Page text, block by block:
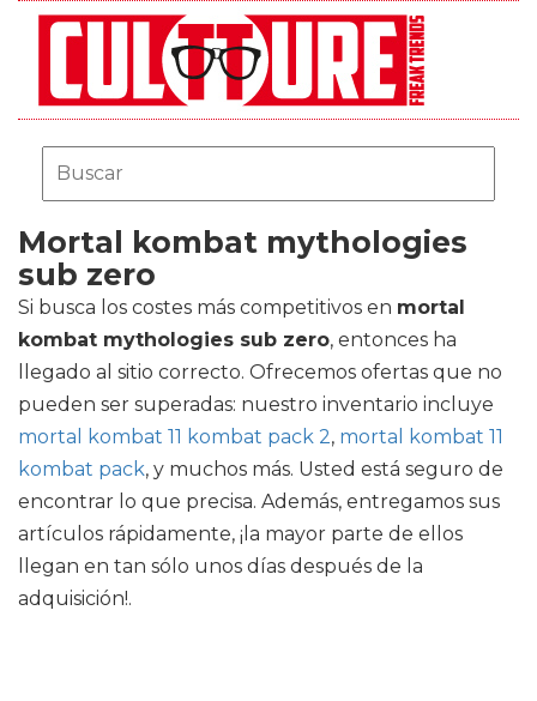
Mortal kombat mythologies
sub zero
Si busca los costes más competitivos en mortal
kombat mythologies sub zero, entonces ha
llegado al sitio correcto. Ofrecemos ofertas que no
pueden ser superadas: nuestro inventario incluye
mortal kombat 11 kombat pack 2, mortal kombat 11
kombat pack, y muchos más. Usted está seguro de
encontrar lo que precisa. Además, entregamos sus
artículos rápidamente, ¡la mayor parte de ellos
llegan en tan sólo unos días después de la
adquisición!.